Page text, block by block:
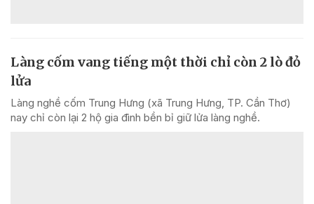
Làng cốm vang tiếng một thời chỉ còn 2 lò đỏ
lửa
Làng nghề cốm Trung Hưng (xã Trung Hưng, TP. Cần Thơ)
nay chỉ còn lại 2 hộ gia đình bền bỉ giữ lửa làng nghề.